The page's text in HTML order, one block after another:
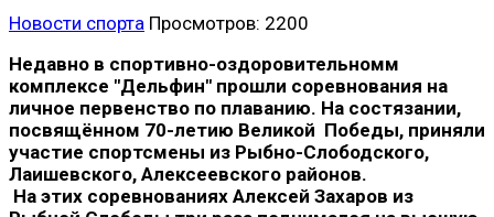
Новости спорта Просмотров: 2200
Недавно в спортивно-оздоровительномм
комплексе "Дельфин" прошли соревнования на
личное первенство по плаванию. На состязании,
посвящённом 70-летию Великой Победы, приняли
участие спортсмены из Рыбно-Слободского,
Лаишевского, Алексеевского районов.
На этих соревнованиях Алексей Захаров из